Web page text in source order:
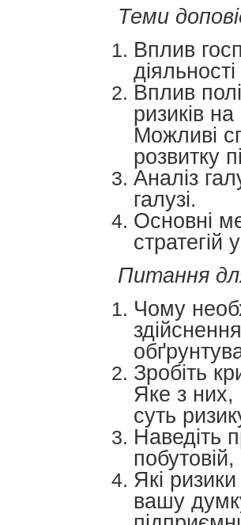
Теми
Вплив
Вплив
ризиків
Можливі
розвитку
Аналіз
галузі.
Основні
стратегій
Питання
Чому
Зробіть
Яке з
суть
Наведіть
Які
вашу